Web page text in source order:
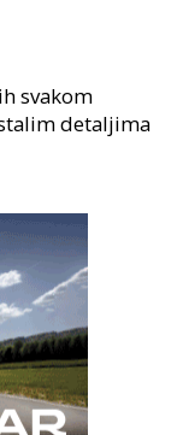
svakom
detaljima